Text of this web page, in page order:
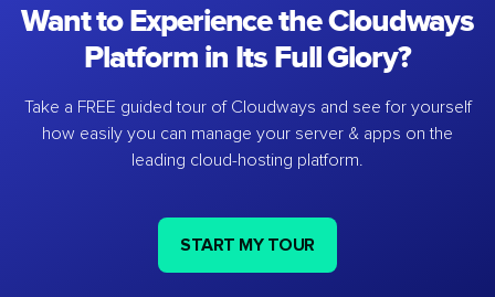
Want to Experience the Cloudways
Platform in Its Full Glory?
Take a FREE guided tour of Cloudways and see for yourself
how easily you can manage your server & apps on the
leading cloud-hosting platform.
START MY TOUR